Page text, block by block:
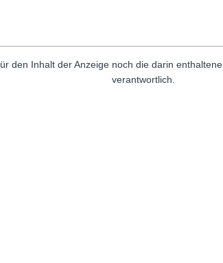
den Inhalt der Anzeige noch die darin
verantwortlich.